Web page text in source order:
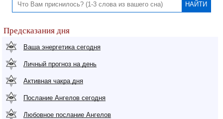
Предсказания дня
Ваша энергетика сегодня
Личный прогноз на день
Активная чакра дня
Послание Ангелов сегодня
Любовное послание Ангелов